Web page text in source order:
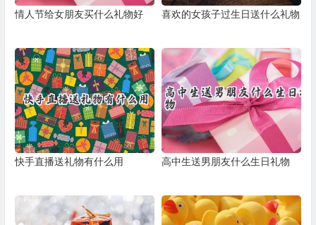
情人节给女朋友买什么礼物好 喜欢的女孩子过生日送什么礼物
快手直播送礼物有什么用 高中生送男朋友什么生日礼物